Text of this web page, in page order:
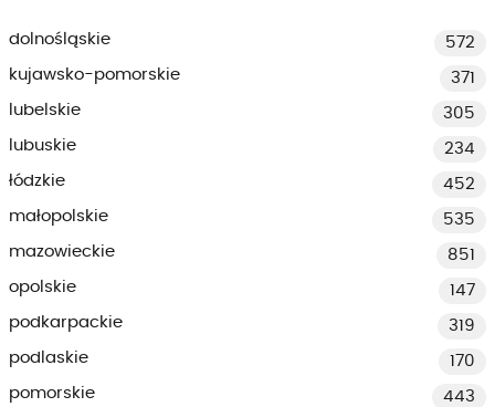
dolnośląskie
572
kujawsko-pomorskie
371
lubelskie
305
lubuskie
234
łódzkie
452
małopolskie
535
mazowieckie
851
opolskie
147
podkarpackie
319
podlaskie
170
pomorskie
443